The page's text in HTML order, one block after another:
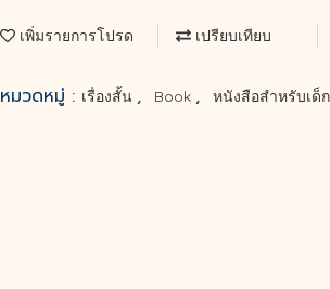
เพิ่มรายการโปรด เปรียบเทียบ
หมวดหมู่ : เรื่องสั้น , Book , หนังสือสำหรับเด็ก